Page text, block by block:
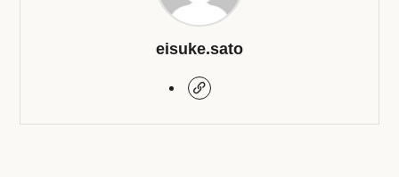
eisuke.sato